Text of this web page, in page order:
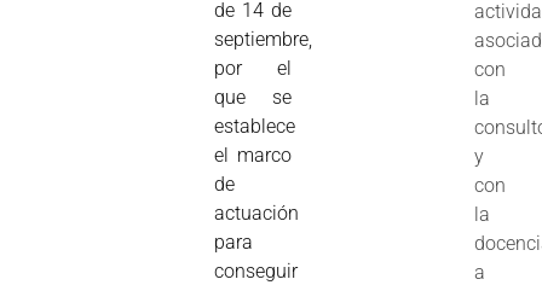
de 14 de
septiembre,
por el
que se
establece
el marco
de
actuación
para
conseguir
con
la
y
con
la
a